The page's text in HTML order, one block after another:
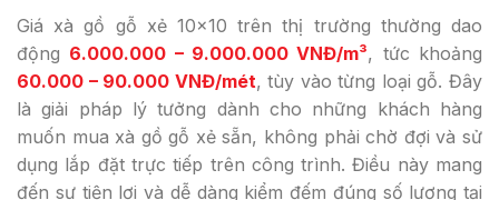
Giá xà gồ gỗ xẻ 10×10 trên thị trường thường dao
động 6.000.000 – 9.000.000 VNĐ/m³, tức khoảng
60.000 – 90.000 VNĐ/mét, tùy vào từng loại gỗ. Đây
là giải pháp lý tưởng dành cho những khách hàng
muốn mua xà gồ gỗ xẻ sẵn, không phải chờ đợi và sử
dụng lắp đặt trực tiếp trên công trình. Điều này mang
đến sự tiện lợi và dễ dàng kiểm đếm đúng số lượng tại